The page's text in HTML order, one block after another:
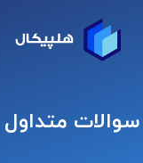
سوالات متداول